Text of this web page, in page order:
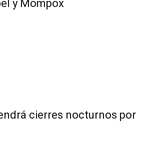
y Mompox
cierres nocturnos por